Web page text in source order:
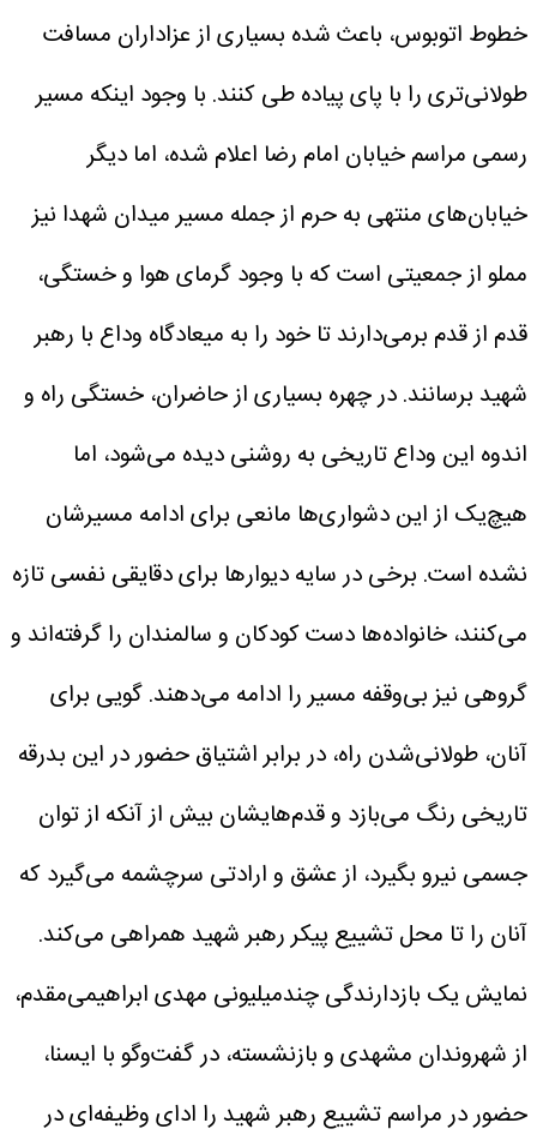
خطوط اتوبوس، باعث شده بسیاری از عزاداران مسافت
طولانی‌تری را با پای پیاده طی کنند. با وجود اینکه مسیر
رسمی مراسم خیابان امام رضا اعلام شده، اما دیگر
خیابان‌های منتهی به حرم از جمله مسیر میدان شهدا نیز
مملو از جمعیتی است که با وجود گرمای هوا و خستگی،
قدم از قدم برمی‌دارند تا خود را به میعادگاه وداع با رهبر
شهید برسانند.در چهره بسیاری از حاضران، خستگی راه و
اندوه این وداع تاریخی به‌ روشنی دیده می‌شود، اما
هیچ‌یک از این دشواری‌ها مانعی برای ادامه مسیرشان
نشده است. برخی در سایه دیوارها برای دقایقی نفسی تازه
می‌کنند، خانواده‌ها دست کودکان و سالمندان را گرفته‌اند و
گروهی نیز بی‌وقفه مسیر را ادامه می‌دهند. گویی برای
آنان، طولانی‌شدن راه، در برابر اشتیاق حضور در این بدرقه
تاریخی رنگ می‌بازد و قدم‌هایشان بیش از آنکه از توان
جسمی نیرو بگیرد، از عشق و ارادتی سرچشمه می‌گیرد که
آنان را تا محل تشییع پیکر رهبر شهید همراهی می‌کند.
نمایش یک بازدارندگی چندمیلیونی مهدی ابراهیمی‌مقدم،
از شهروندان مشهدی و بازنشسته، در گفت‌وگو با ایسنا،
حضور در مراسم تشییع رهبر شهید را ادای وظیفه‌ای در